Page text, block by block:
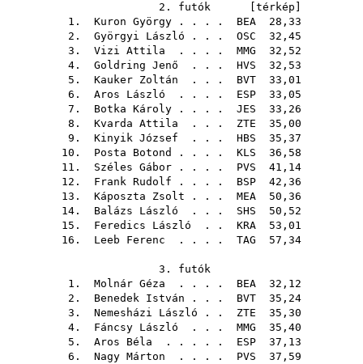
2. futók [ térkép
1. Kuron György . . . . BEA 28,33
2. Györgyi László . . . OSC 32,45
3. Vizi Attila . . . . MMG 32,52
4. Goldring Jenő . . . HVS 32,53
5. Kauker Zoltán . . . BVT 33,01
6. Aros László . . . . ESP 33,05
7. Botka Károly . . . . JES 33,26
8. Kvarda Attila . . . ZTE 35,00
9. Kinyik József . . . HBS 35,37
10. Posta Botond . . . . KLS 36,58
11. Széles Gábor . . . . PVS 41,14
12. Frank Rudolf . . . . BSP 42,36
13. Káposzta Zsolt . . . MEA 50,36
14. Balázs László . . . SHS 50,52
15. Feredics László . . KRA 53,01
16. Leeb Ferenc . . . . TAG 57,34
3. futók
1. Molnár Géza . . . . BEA 32,12
2. Benedek István . . . BVT 35,24
3. Nemesházi László . . ZTE 35,30
4. Fáncsy László . . . MMG 35,40
5. Aros Béla . . . . . ESP 37,13
6. Nagy Márton . . . . PVS 37,59